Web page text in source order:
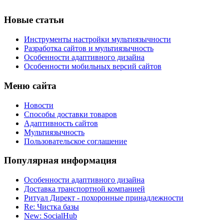
Новые статьи
Инструменты настройки мультиязычности
Разработка сайтов и мультиязычность
Особенности адаптивного дизайна
Особенности мобильных версий сайтов
Меню сайта
Новости
Способы доставки товаров
Адаптивность сайтов
Мультиязычность
Пользовательское соглашение
Популярная информация
Особенности адаптивного дизайна
Доставка транспортной компанией
Ритуал Директ - похоронные принадлежности
Re: Чистка базы
New: SocialHub